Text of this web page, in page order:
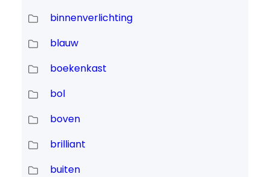
binnenverlichting
blauw
boekenkast
bol
boven
brilliant
buiten